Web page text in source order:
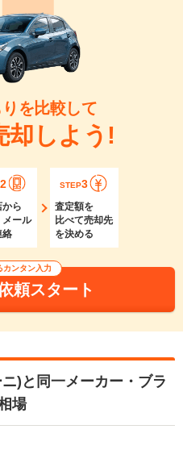
を比較して
却しよう!
2
から
メール
絡
STEP3
査定額を
比べて売却先
を決める
カンタン入力
頼スタート
)と同一メーカー・ブラ
場